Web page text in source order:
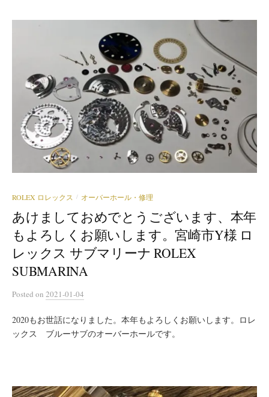
ROLEX ロレックス / オーバーホール・修理
あけましておめでとうございます、本年
もよろしくお願いします。宮崎市Y様 ロ
レックス サブマリーナ ROLEX
SUBMARINA
Posted on 2021-01-04
2020もお世話になりました。本年もよろしくお願いします。ロレ
ックス ブルーサブのオーバーホールです。